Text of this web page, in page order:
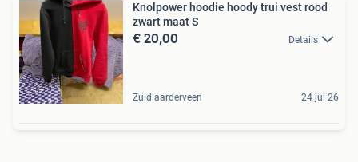
Knolpower hoodie hoody trui vest rood
zwart maat S
€ 20,00 Details
Zuidlaarderveen 24 jul 26